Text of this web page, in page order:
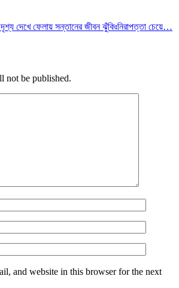
দেখে ফেলায় সন্তানের জীবন ঝুঁকিঃনিরাপত্তা চেয়ে…
not be published.
and website in this browser for the next